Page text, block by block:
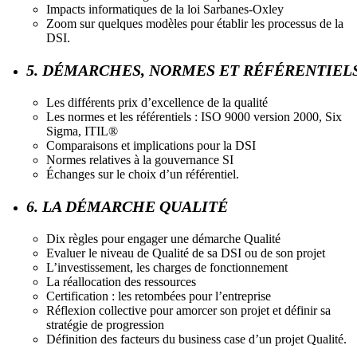
Impacts informatiques de la loi Sarbanes-Oxley
Zoom sur quelques modèles pour établir les processus de la
DSI.
5. DÉMARCHES, NORMES ET
Les différents prix d’excellence de la qualité
Les normes et les référentiels : ISO 9000 version 2000, Six
Sigma, ITIL®
Comparaisons et implications pour la DSI
Normes relatives à la gouvernance SI
Échanges sur le choix d’un référentiel.
6. LA DÉMARCHE QUALITÉ
Dix règles pour engager une démarche Qualité
Evaluer le niveau de Qualité de sa DSI ou de son projet
L’investissement, les charges de fonctionnement
La réallocation des ressources
Certification : les retombées pour l’entreprise
Réflexion collective pour amorcer son projet et définir sa
stratégie de progression
Définition des facteurs du business case d’un projet Qualité.